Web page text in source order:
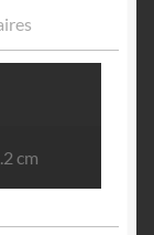
cm